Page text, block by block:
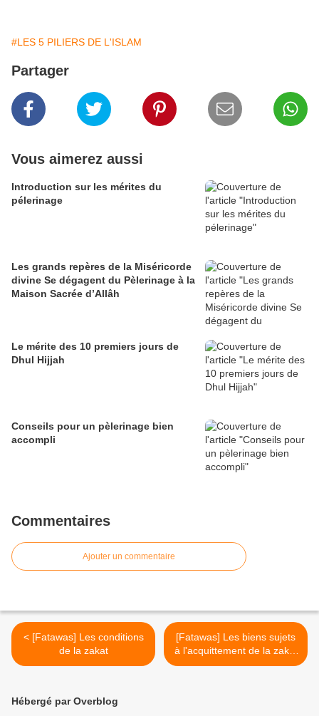
#LES 5 PILIERS DE L'ISLAM
Partager
Vous aimerez aussi
Introduction sur les mérites du
pélerinage
Les grands repères de la Miséricorde
divine Se dégagent du Pèlerinage à la
Maison Sacrée d’Allâh
Le mérite des 10 premiers jours de
Dhul Hijjah
Conseils pour un pèlerinage bien
accompli
Commentaires
Ajouter un commentaire
< [Fatawas] Les conditions
de la zakat
[Fatawas] Les biens sujets
à l'acquittement de la zakat
>
Hébergé par Overblog